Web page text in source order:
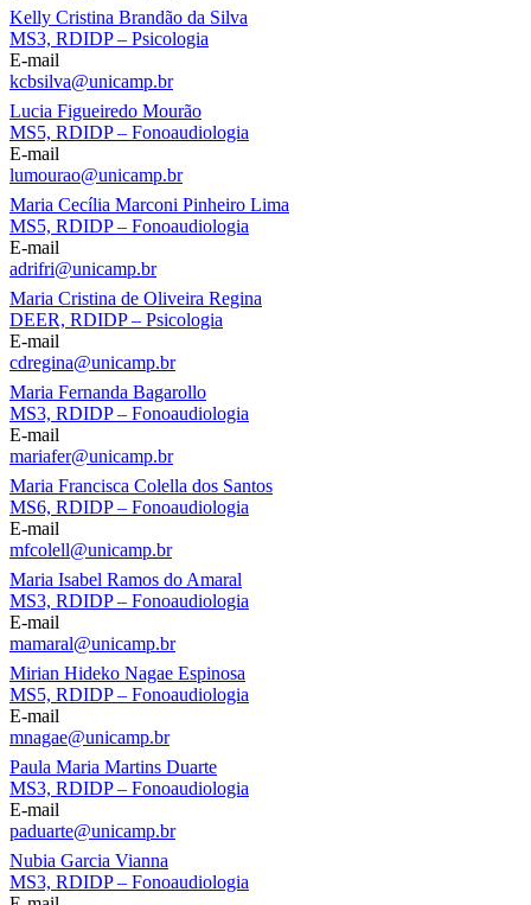
Kelly Cristina Brandão da Silva
MS3, RDIDP – Psicologia
E-mail
kcbsilva@unicamp.br
Lucia Figueiredo Mourão
MS5, RDIDP – Fonoaudiologia
E-mail
lumourao@unicamp.br
Maria Cecília Marconi Pinheiro Lima
MS5, RDIDP – Fonoaudiologia
E-mail
adrifri@unicamp.br
Maria Cristina de Oliveira Regina
DEER, RDIDP – Psicologia
E-mail
cdregina@unicamp.br
Maria Fernanda Bagarollo
MS3, RDIDP – Fonoaudiologia
E-mail
mariafer@unicamp.br
Maria Francisca Colella dos Santos
MS6, RDIDP – Fonoaudiologia
E-mail
mfcolell@unicamp.br
Maria Isabel Ramos do Amaral
MS3, RDIDP – Fonoaudiologia
E-mail
mamaral@unicamp.br
Mirian Hideko Nagae Espinosa
MS5, RDIDP – Fonoaudiologia
E-mail
mnagae@unicamp.br
Paula Maria Martins Duarte
MS3, RDIDP – Fonoaudiologia
E-mail
paduarte@unicamp.br
Nubia Garcia Vianna
MS3, RDIDP – Fonoaudiologia